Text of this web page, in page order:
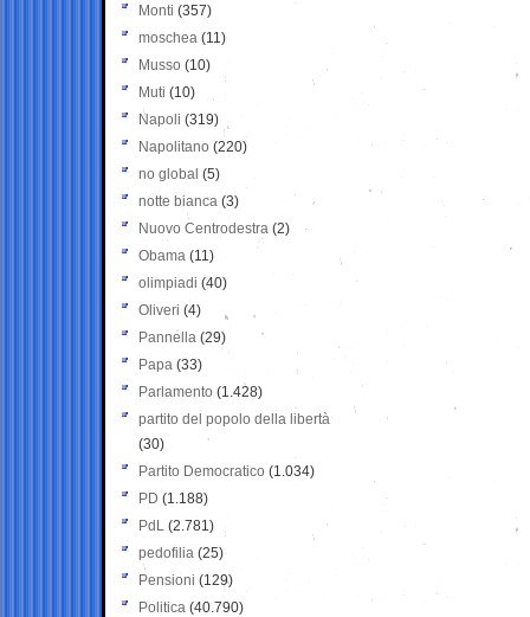
Monti (357)
moschea (11)
Musso (10)
Muti (10)
Napoli (319)
Napolitano (220)
no global (5)
notte bianca (3)
Nuovo Centrodestra (2)
Obama (11)
olimpiadi (40)
Oliveri (4)
Pannella (29)
Papa (33)
Parlamento (1.428)
partito del popolo della libertà
(30)
Partito Democratico (1.034)
PD (1.188)
PdL (2.781)
pedofilia (25)
Pensioni (129)
Politica (40.790)